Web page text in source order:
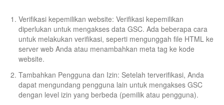
Verifikasi kepemilikan website: Verifikasi kepemilikan
diperlukan untuk mengakses data GSC. Ada beberapa cara
untuk melakukan verifikasi, seperti mengunggah file HTML ke
server web Anda atau menambahkan meta tag ke kode
website.
Tambahkan Pengguna dan Izin: Setelah terverifikasi, Anda
dapat mengundang pengguna lain untuk mengakses GSC
dengan level izin yang berbeda (pemilik atau pengguna).